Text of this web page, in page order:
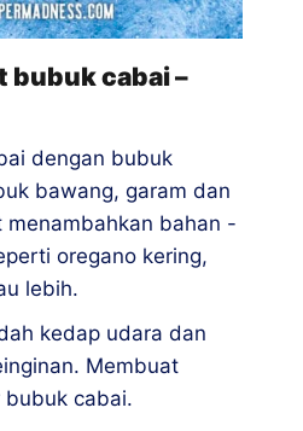
bubuk cabai –
dengan bubuk
bawang, garam dan
bahan -
oregano kering,
lebih.
kedap udara dan
Membuat
bubuk cabai.